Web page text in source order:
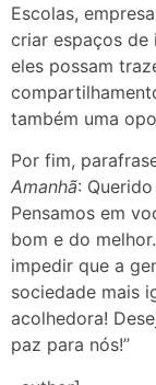
Escolas,
criar espaços de
eles possam
também uma
Por fim,
Amanhã:
Pensamos em
bom e do
impedir que a
sociedade mais
acolhedora!
paz para nós!”